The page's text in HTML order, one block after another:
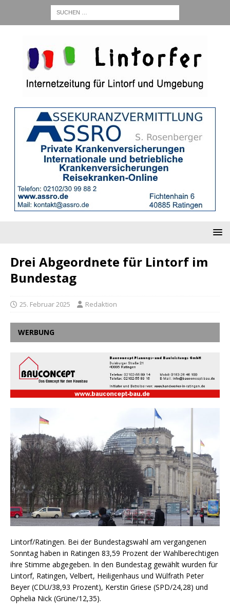
Drei Abgeordnete für Lintorf im
Bundestag
25. Februar 2025 Redaktion
WERBUNG
Lintorf/Ratingen. Bei der Bundestagswahl am vergangenen
Sonntag haben in Ratingen 83,59 Prozent der Wahlberechtigen
ihre Stimme abgegeben. In den Bundestag gewählt wurden für
Lintorf, Ratingen, Velbert, Heiligenhaus und Wülfrath Peter
Beyer (CDU/38,93 Prozent), Kerstin Griese (SPD/24,28) und
Ophelia Nick (Grüne/12,35).